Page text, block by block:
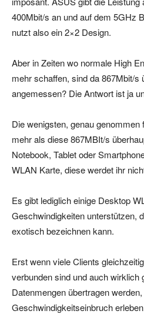
400Mbit/s an und auf dem 5GHz
nutzt also ein 2×2 Design.
Aber in Zeiten wo normale High
mehr schaffen, sind da 867Mbit/s
angemessen? Die Antwort ist ja
Die wenigsten, genau
mehr als diese 867MBIt/s
Notebook, Tablet oder
WLAN Karte, diese werdet ihr
Es gibt lediglich einige Desktop
Geschwindigkeiten unterstützen,
exotisch bezeichnen kann.
Erst wenn viele Clients
verbunden sind und auch wirklich
Datenmengen übertragen
Geschwindigkeitseinbruch